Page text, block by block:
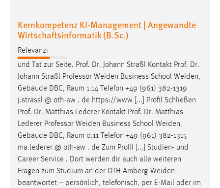
Kernkompetenz KI-Management | Angewandte
Wirtschaftsinformatik (B.Sc.)
Relevanz:
und Tat zur Seite. Prof. Dr. Johann Straßl Kontakt Prof. Dr.
Johann Straßl Professor Weiden Business School Weiden,
Gebäude DBC, Raum 1.14 Telefon +49 (961) 382-1319
j.strassl @ oth-aw . de https://www [...] Profil Schließen
Prof. Dr. Matthias Lederer Kontakt Prof. Dr. Matthias
Lederer Professor Weiden Business School Weiden,
Gebäude DBC, Raum 0.11 Telefon +49 (961) 382-1315
ma.lederer @ oth-aw . de Zum Profil [...] Studien- und
Career Service . Dort werden dir auch alle weiteren
Fragen zum Studium an der OTH Amberg-Weiden
beantwortet – persönlich, telefonisch, per E-Mail oder im